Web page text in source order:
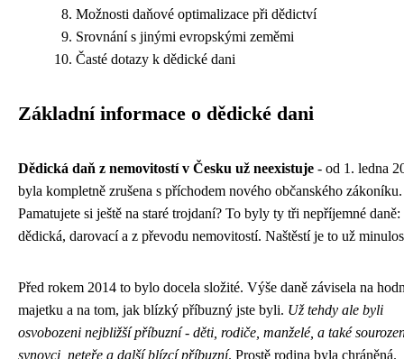
Možnosti daňové optimalizace při dědictví
Srovnání s jinými evropskými zeměmi
Časté dotazy k dědické dani
Základní informace o dědické dani
Dědická daň z nemovitostí v Česku už neexistuje - od 1. ledna
byla kompletně zrušena s příchodem nového občanského zákoníku.
Pamatujete si ještě na staré trojdaní? To byly ty tři nepříjemné daně:
dědická, darovací a z převodu nemovitostí. Naštěstí je to už
Před rokem 2014 to bylo docela složité. Výše daně závisela na
majetku a na tom, jak blízký příbuzný jste byli. Už tehdy ale byli
osvobozeni nejbližší příbuzní - děti, rodiče, manželé, a také
synovci, neteře a další blízcí příbuzní. Prostě rodina byla chráněná.